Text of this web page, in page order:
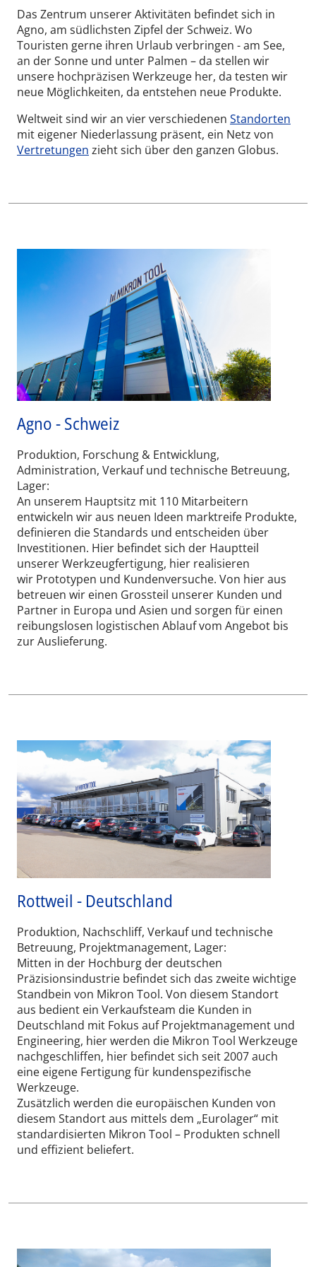
Das Zentrum unserer Aktivitäten befindet sich in
Agno, am südlichsten Zipfel der Schweiz. Wo
Touristen gerne ihren Urlaub verbringen - am See,
an der Sonne und unter Palmen – da stellen wir
unsere hochpräzisen Werkzeuge her, da testen wir
neue Möglichkeiten, da entstehen neue Produkte.
Weltweit sind wir an vier verschiedenen Standorten
mit eigener Niederlassung präsent, ein Netz von
Vertretungen zieht sich über den ganzen Globus.
Agno - Schweiz
Produktion, Forschung & Entwicklung,
Administration, Verkauf und technische Betreuung,
Lager:
An unserem Hauptsitz mit 110 Mitarbeitern
entwickeln wir aus neuen Ideen marktreife Produkte,
definieren die Standards und entscheiden über
Investitionen. Hier befindet sich der Hauptteil
unserer Werkzeugfertigung, hier realisieren
wir Prototypen und Kundenversuche. Von hier aus
betreuen wir einen Grossteil unserer Kunden und
Partner in Europa und Asien und sorgen für einen
reibungslosen logistischen Ablauf vom Angebot bis
zur Auslieferung.
Rottweil - Deutschland
Produktion, Nachschliff, Verkauf und technische
Betreuung, Projektmanagement, Lager:
Mitten in der Hochburg der deutschen
Präzisionsindustrie befindet sich das zweite wichtige
Standbein von Mikron Tool. Von diesem Standort
aus bedient ein Verkaufsteam die Kunden in
Deutschland mit Fokus auf Projektmanagement und
Engineering, hier werden die Mikron Tool Werkzeuge
nachgeschliffen, hier befindet sich seit 2007 auch
eine eigene Fertigung für kundenspezifische
Werkzeuge.
Zusätzlich werden die europäischen Kunden von
diesem Standort aus mittels dem „Eurolager“ mit
standardisierten Mikron Tool – Produkten schnell
und effizient beliefert.